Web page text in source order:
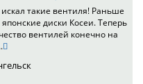
такие вентиля! Раньше
японские диски Косеи. Теперь
вентилей конечно на